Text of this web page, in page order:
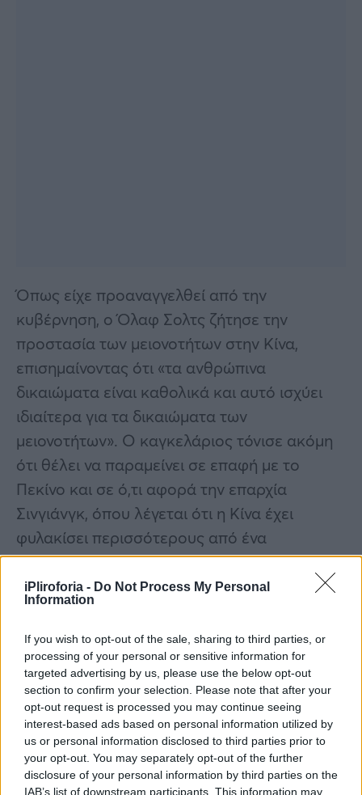
iPliroforia - Do Not Process My Personal
Information
If you wish to opt-out of the sale, sharing to third parties, or
processing of your personal or sensitive information for
targeted advertising by us, please use the below opt-out
section to confirm your selection. Please note that after your
opt-out request is processed you may continue seeing
interest-based ads based on personal information utilized by
us or personal information disclosed to third parties prior to
your opt-out. You may separately opt-out of the further
disclosure of your personal information by third parties on the
IAB’s list of downstream participants. This information may
Όπως είχε προαναγγελθεί από την
κυβέρνηση, ο Όλαφ Σολτς ζήτησε την
προστασία των μειονοτήτων στην Κίνα,
επισημαίνοντας ότι «τα ανθρώπινα
δικαιώματα είναι καθολικά και αυτό ισχύει
ιδιαίτερα για τα δικαιώματα των
μειονοτήτων». Ο καγκελάριος τόνισε ακόμη
ότι θέλει να παραμείνει σε επαφή με το
Πεκίνο και σε ό,τι αφορά την επαρχία
Σινγιάνγκ, όπου λέγεται ότι η Κίνα έχει
φυλακίσει περισσότερους από ένα
εκατομμύριο ανθρώπους.
Στην ατζέντα των συνομιλιών του Όλαφ
περιλαμβάνονται επίσης η προστασία του
κλίματος, η αυξανόμενη υπερχρέωση των
φτωχότερων χωρών και η επισιτιστική κρίση.
Τον καγκελάριο συνοδεύουν κορυφαία
στελέχη περισσότερων από δώδεκα
γερμανικών επιχειρήσεων.